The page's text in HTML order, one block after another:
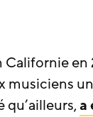
Californie
musiciens
qu’ailleurs,a